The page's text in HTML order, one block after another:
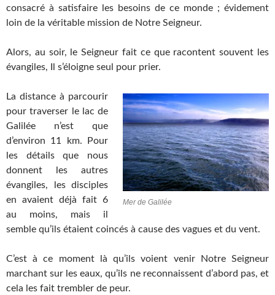
consacré à satisfaire les besoins de ce monde ; évidement
loin de la véritable mission de Notre Seigneur.
Alors, au soir, le Seigneur fait ce que racontent souvent les
évangiles, Il s’éloigne seul pour prier.
Mer de Galilée
La distance à parcourir
pour traverser le lac de
Galilée n’est que
d’environ 11 km. Pour
les détails que nous
donnent les autres
évangiles, les disciples
en avaient déjà fait 6
au moins, mais il
semble qu’ils étaient coincés à cause des vagues et du vent.
C’est à ce moment là qu’ils voient venir Notre Seigneur
marchant sur les eaux, qu’ils ne reconnaissent d’abord pas, et
cela les fait trembler de peur.